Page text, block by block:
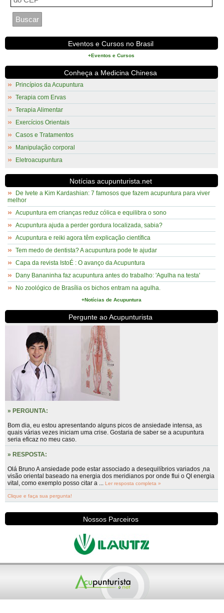
Eventos e Cursos no Brasil
+Eventos e Cursos
Conheça a Medicina Chinesa
Princípios da Acupuntura
Terapia com Ervas
Terapia Alimentar
Exercícios Orientais
Casos e Tratamentos
Manipulação corporal
Eletroacupuntura
Notícias acupunturista.net
De Ivete a Kim Kardashian: 7 famosos que fazem acupuntura para viver
melhor
Acupuntura em crianças reduz cólica e equilibra o sono
Acupuntura ajuda a perder gordura localizada, sabia?
Acupuntura e reiki agora têm explicação científica
Tem medo de dentista? A acupuntura pode te ajudar
Capa da revista IstoÉ : O avanço da Acupuntura
Dany Bananinha faz acupuntura antes do trabalho: 'Agulha na testa'
No zoológico de Brasília os bichos entram na agulha.
+Notícias de Acupuntura
Pergunte ao Acupunturista
» PERGUNTA:
Bom dia, eu estou apresentando alguns picos de ansiedade intensa, as
quais várias vezes iniciam uma crise. Gostaria de saber se a acupuntura
seria eficaz no meu caso.
» RESPOSTA:
Olá Bruno A ansiedade pode estar associado a desequilíbrios variados ,na
visão oriental baseado na energia dos meridianos por onde flui o QI energia
vital, como exemplo posso citar a ... Ler resposta completa »
Clique e faça sua pergunta!
Nossos Parceiros